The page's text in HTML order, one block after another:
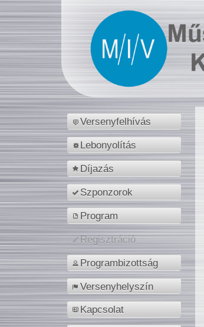
Versenyfelhívás
Lebonyolítás
Díjazás
Szponzorok
Program
Regisztráció
Programbizottság
Versenyhelyszín
Kapcsolat